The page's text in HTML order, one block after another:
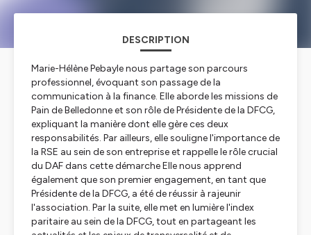
DESCRIPTION
Marie-Hélène Pebayle nous partage son parcours
professionnel, évoquant son passage de la
communication à la finance. Elle aborde les missions de
Pain de Belledonne et son rôle de Présidente de la DFCG,
expliquant la manière dont elle gère ces deux
responsabilités. Par ailleurs, elle souligne l'importance de
la RSE au sein de son entreprise et rappelle le rôle crucial
du DAF dans cette démarche Elle nous apprend
également que son premier engagement, en tant que
Présidente de la DFCG, a été de réussir à rajeunir
l'association. Par la suite, elle met en lumière l'index
paritaire au sein de la DFCG, tout en partageant les